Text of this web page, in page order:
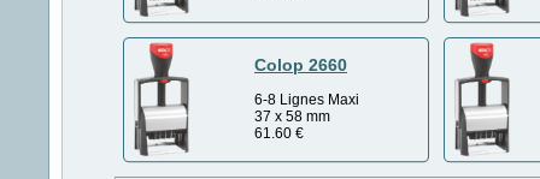
Colop 2660
6-8 Lignes Maxi
37 x 58 mm
61.60 €